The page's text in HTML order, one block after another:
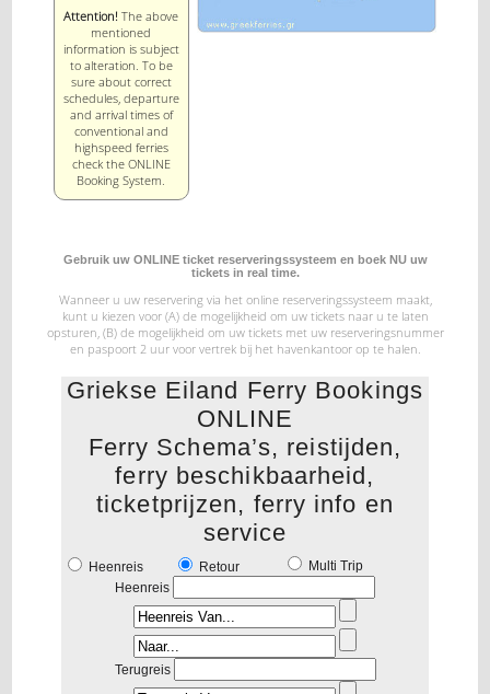
Attention! The above
mentioned
information is subject
to alteration. To be
sure about correct
schedules, departure
and arrival times of
conventional and
highspeed ferries
check the ONLINE
Booking System.
Gebruik uw ONLINE ticket reserveringssysteem en boek NU uw
tickets in real time.
Wanneer u uw reservering via het online reserveringssysteem maakt,
kunt u kiezen voor (A) de mogelijkheid om uw tickets naar u te laten
opsturen, (B) de mogelijkheid om uw tickets met uw reserveringsnummer
en paspoort 2 uur voor vertrek bij het havenkantoor op te halen.
Griekse Eiland Ferry Bookings
ONLINE
Ferry Schema’s, reistijden,
ferry beschikbaarheid,
ticketprijzen, ferry info en
service
Heenreis Retour
Multi Trip
Heenreis
Terugreis